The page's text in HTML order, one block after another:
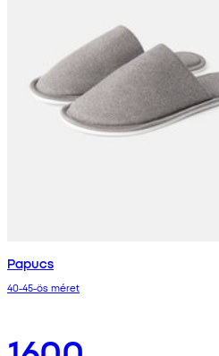
Papucs
40-45-ös méret